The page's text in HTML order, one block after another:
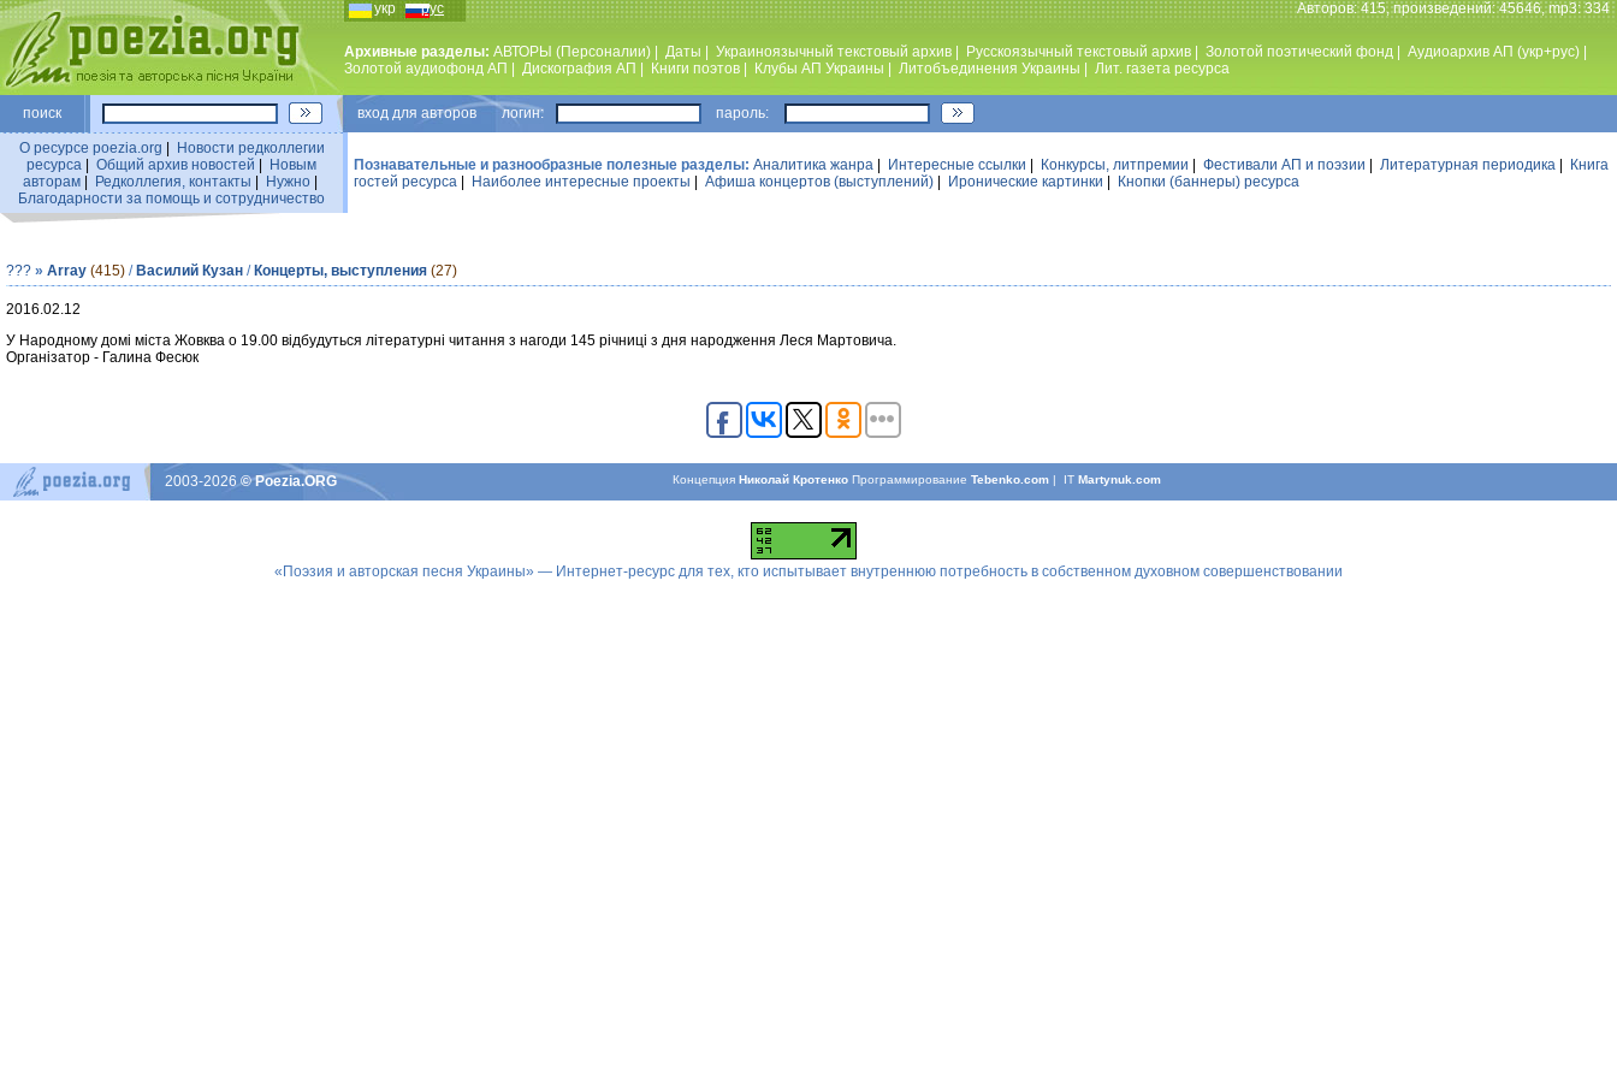
укр рус Авторов: 415, произведений: 45646, mp3: 334
Архивные разделы: АВТОРЫ (Персоналии) Даты Украиноязычный текстовый архив Русскоязычный текстовый архив Золотой поэтический фонд Аудиоархив АП (укр+рус)
Золотой аудиофонд АП
Дискография АП Книги поэтов Клубы АП Украины Литобъединения Украины Лит. газета ресурса
поиск вход для авторов логин: пароль:
О ресурсе poezia.org
Новости редколлегии
ресурса
Общий архив новостей
Новым
авторам| Редколлегия, контакты Нужно|
Благодарности за помощь и сотрудничество
Познавательные и разнообразные полезные разделы: Аналитика жанра Интересные ссылки Конкурсы, литпремии Фестивали АП и поэзии Литературная периодика
Книга
гостей ресурса
Наиболее интересные проекты Афиша концертов (выступлений) Иронические картинки Кнопки (баннеры) ресурса
??? » Array (415) / Василий Кузан / Концерты, выступления (27)
2016.02.12
У Народному домі міста Жовква о 19.00 відбудуться літературні читання з нагоди 145 річниці з дня народження Леся Мартовича.
Організатор - Галина Фесюк
КонцепцияНиколай Кротенко ПрограммированиеTebenko.com | ITMartynuk.com
2003-2026© Poezia.ORG
«Поэзия и авторская песня Украины» — Интернет-ресурс для тех, кто испытывает внутреннюю потребность в собственном духовном совершенствовании